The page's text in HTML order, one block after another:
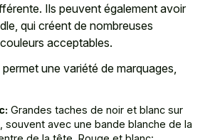
Ils peuvent également avoir
qui créent de nombreuses
acceptables.
une variété de marquages,
Grandes taches de noir et blanc sur
souvent avec une bande blanche de la